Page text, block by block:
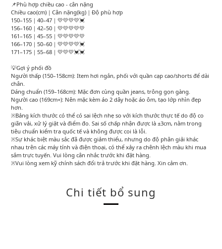
📌Phù hợp chiều cao - cân nặng
Chiều cao(cm)｜Cân nặng(kg)｜Độ phù hợp
150–155｜40–47｜💛💛💛💛💓
156–160｜42–50｜💛💛💛💛💛
161–165｜45–55｜💛💛💛💛💛
166–170｜50–60｜💛💛💛💛💓
171–175｜55–68｜💛💛💛💓💓
💡Gợi ý phối đồ
Người thấp (150–158cm): Item hơi ngắn, phối với quần cạp cao/shorts để dài
chân.
Dáng chuẩn (159–168cm): Mặc đơn cùng quần jeans, trông gọn gàng.
Người cao (169cm+): Nên mặc kèm áo 2 dây hoặc áo ôm, tạo lớp nhìn đẹp
hơn.
※Bảng kích thước có thể có sai lệch nhẹ so với kích thước thực tế do độ co
giãn vải, xử lý giặt và điểm đo. Sai số chấp nhận được là ±3cm, nằm trong
tiêu chuẩn kiểm tra quốc tế và không được coi là lỗi.
※Sự khác biệt màu sắc đã được giảm thiểu, nhưng do độ phân giải khác
nhau trên các máy tính và điện thoại, có thể xảy ra chênh lệch màu khi mua
sắm trực tuyến. Vui lòng cân nhắc trước khi đặt hàng.
※Vui lòng xem kỹ chính sách đổi trả trước khi đặt hàng. Xin cảm ơn.
Chi tiết bổ sung